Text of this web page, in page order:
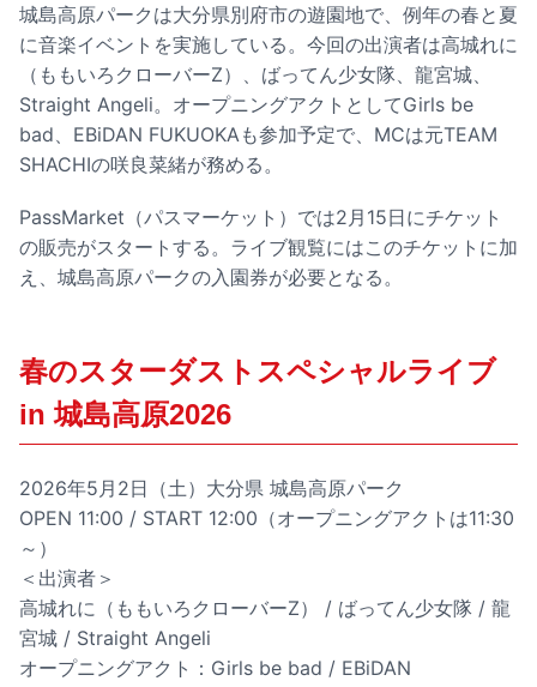
城島高原パークは大分県別府市の遊園地で、例年の春と夏
に音楽イベントを実施している。今回の出演者は高城れに
（ももいろクローバーZ）、ばってん少女隊、龍宮城、
Straight Angeli。オープニングアクトとしてGirls be
bad、EBiDAN FUKUOKAも参加予定で、MCは元TEAM
SHACHIの咲良菜緒が務める。
PassMarket（パスマーケット）では2月15日にチケット
の販売がスタートする。ライブ観覧にはこのチケットに加
え、城島高原パークの入園券が必要となる。
春のスターダストスペシャルライブ
in 城島高原2026
2026年5月2日（土）大分県 城島高原パーク
OPEN 11:00 / START 12:00（オープニングアクトは11:30
～）
＜出演者＞
高城れに（ももいろクローバーZ） / ばってん少女隊 / 龍
宮城 / Straight Angeli
オープニングアクト：Girls be bad / EBiDAN